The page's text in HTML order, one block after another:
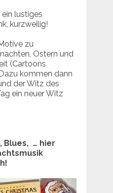
lustiges
kurzweilig!
zu
Ostern und
(Cartoons
kommen dann
der Witz des
ein neuer Witz
Blues, … hier